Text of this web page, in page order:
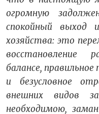
огромную
спокойный выход
хозяйства: это
восстановление
балансе, правильное
и безусловное
внешних видов
необходимою,